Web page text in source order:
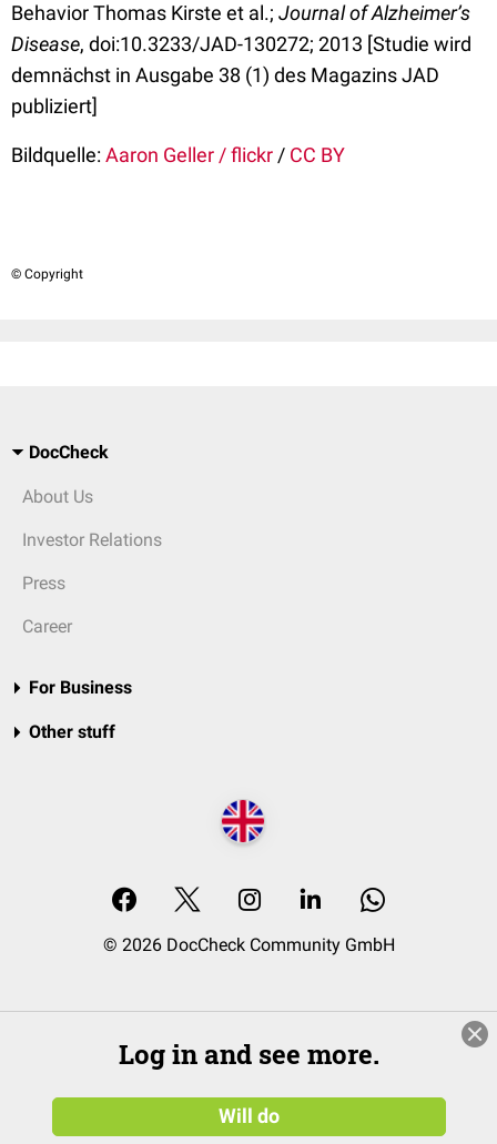
Behavior Thomas Kirste et al.; Journal of Alzheimer’s
Disease, doi:10.3233/JAD-130272; 2013 [Studie wird
demnächst in Ausgabe 38 (1) des Magazins JAD
publiziert]
Bildquelle:Aaron Geller / flickr / CC BY
© Copyright
DocCheck
About Us
Investor Relations
Press
Career
For Business
Other stuff
© 2026 DocCheck Community GmbH
Log in and see more.
Will do